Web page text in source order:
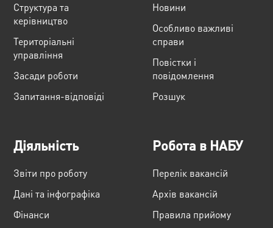
Структура та
керівництво
Територіальні
управління
Засади роботи
Запитання-відповіді
Новини
Особливо важливі
справи
Повістки і
повідомлення
Розшук
Діяльність
Звіти про роботу
Дані та інфографіка
Фінанси
Робота в НАБУ
Перелік вакансій
Архів вакансій
Правила прийому